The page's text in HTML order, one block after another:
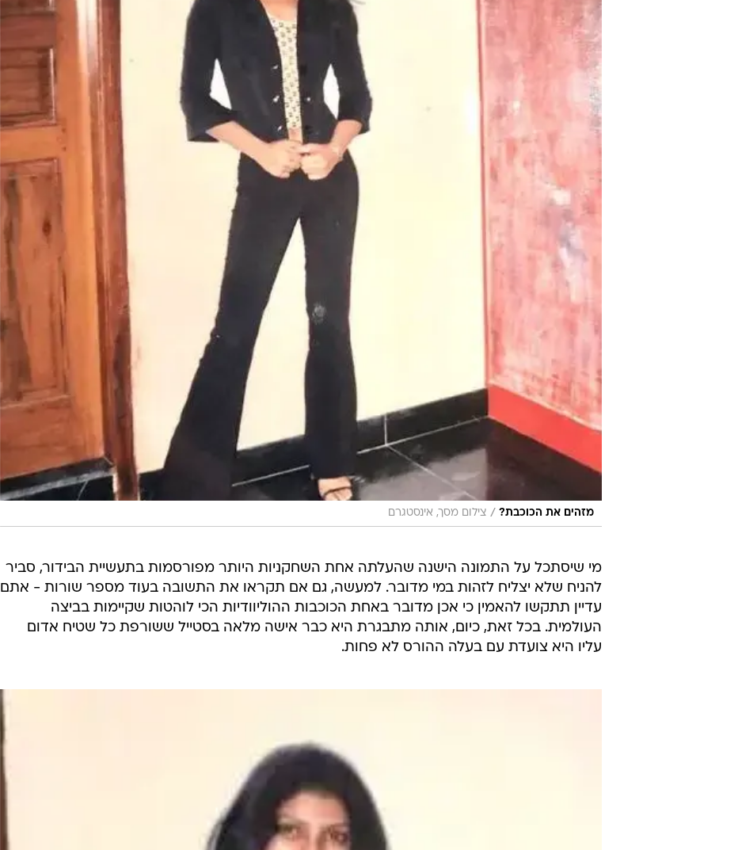
מזהים את הכוכבת? / צילום מסך, אינסטגרם
מי שיסתכל על התמונה הישנה שהעלתה אחת השחקניות היותר מפורסמות בתעשיית הבידור, סביר
להניח שלא יצליח לזהות במי מדובר. למעשה, גם אם תקראו את התשובה בעוד מספר שורות - אתם
עדיין תתקשו להאמין כי אכן מדובר באחת הכוכבות ההוליוודיות הכי לוהטות שקיימות בביצה
העולמית. בכל זאת, כיום, אותה מתבגרת היא כבר אישה מלאה בסטייל ששורפת כל שטיח אדום
עליו היא צועדת עם בעלה ההורס לא פחות.